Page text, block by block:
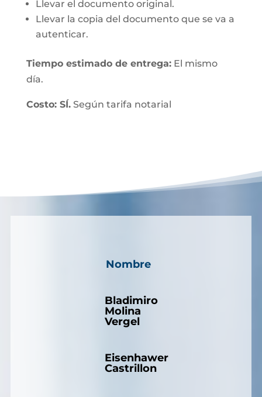
Llevar el documento original.
Llevar la copia del documento que se va a
autenticar.
Tiempo estimado de entrega:El mismo
día.
Costo: SÍ.Según tarifa notarial
Nombre
Bladimiro
Molina
Vergel
Eisenhawer
Castrillon